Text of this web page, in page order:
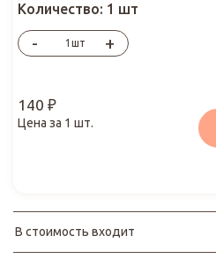
Количество: 1 шт
- шт +
140 ₽
Цена за 1 шт.
В стоимость входит